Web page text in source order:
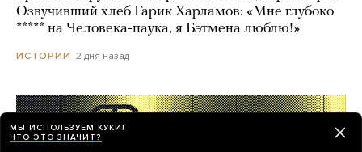
Озвучивший хлеб Гарик Харламов: «Мне глубоко
***** на Человека-паука, я Бэтмена люблю!»
ИСТОРИИ 2 дня назад
МЫ ИСПОЛЬЗУЕМ КУКИ!
ЧТО ЭТО ЗНАЧИТ?